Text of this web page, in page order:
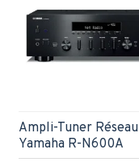
Ampli-Tuner Réseau
Yamaha R-N600A